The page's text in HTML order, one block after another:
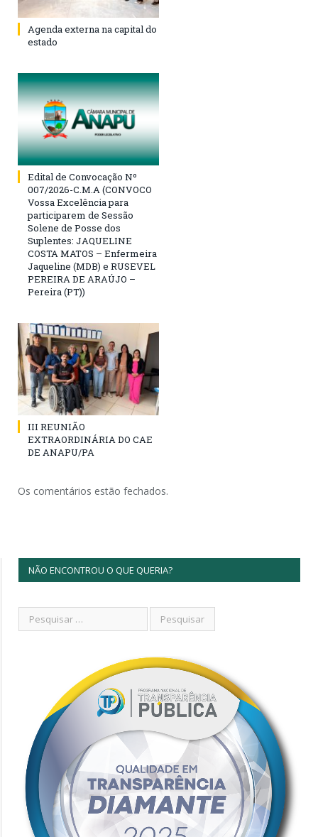
Agenda externa na capital do
estado
Edital de Convocação Nº
007/2026-C.M.A (CONVOCO
Vossa Excelência para
participarem de Sessão
Solene de Posse dos
Suplentes: JAQUELINE
COSTA MATOS – Enfermeira
Jaqueline (MDB) e RUSEVEL
PEREIRA DE ARAÚJO –
Pereira (PT))
III REUNIÃO
EXTRAORDINÁRIA DO CAE
DE ANAPU/PA
Os comentários estão fechados.
NÃO ENCONTROU O QUE QUERIA?